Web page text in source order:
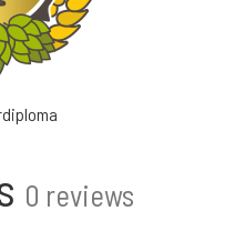
0 reviews